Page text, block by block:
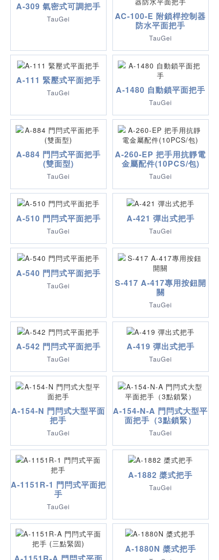
A-309 氣密式可調把手
TauGei
AC-100-E 附鎖桿控制器
防水平面把手
TauGei
A-111 緊壓式平面把手
TauGei A-1480 自動鎖平面把手
TauGei
A-884 門閂式平面把手
(雙面型)
TauGei
A-260-EP 把手用抗靜電
金屬配件(10PCS/包)
TauGei
A-510 門閂式平面把手
TauGei
A-421 彈出式把手
TauGei
A-540 門閂式平面把手
TauGei
S-417 A-417專用按鈕開
關
TauGei
A-542 門閂式平面把手
TauGei
A-419 彈出式把手
TauGei
A-154-N 門閂式大型平面
把手
TauGei
A-154-N-A 門閂式大型平
面把手（3點鎖緊）
TauGei
A-1151R-1 門閂式平面把
手
TauGei
A-1882 槳式把手
TauGei
A-1880N 槳式把手